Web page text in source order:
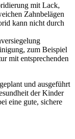
mit Lack,
Zahnbelägen
kann nicht durch
zum Beispiel
mit entsprechenden
und ausgeführt
der Kinder
eine gute, sichere